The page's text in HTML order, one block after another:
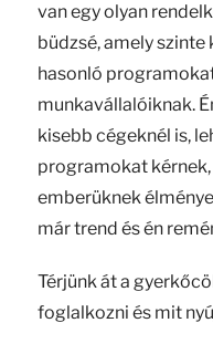
van egy olyan
büdzsé, amely
hasonló
munkavállalóiknak.
kisebb cégeknél is,
programokat
emberüknek
már trend és én
Térjünk át a
foglalkozni és mit